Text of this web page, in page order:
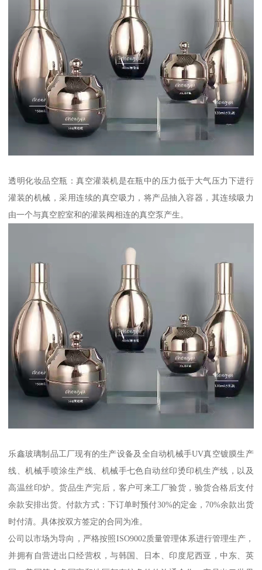
透明化妆品空瓶：真空灌装机是在瓶中的压力低于大气压力下进行
灌装的机械，采用连续的真空吸力，将产品抽入容器，其连续吸力
由一个与真空腔室和的灌装阀相连的真空泵产生。
乐鑫玻璃制品工厂现有的生产设备及全自动机械手UV真空镀膜生产
线、机械手喷涂生产线、机械手七色自动丝印烫印机生产线，以及
高温丝印炉。货品生产完后，客户可来工厂验货，验货合格后支付
余款安排出货。付款方式：下订单时预付30%的定金，70%余款出货
时付清。具体按双方签定的合同为准。
公司以市场为导向，严格按照ISO9002质量管理体系进行管理生产，
并拥有自营进出口经营权，与韩国、日本、印度尼西亚，中东、英